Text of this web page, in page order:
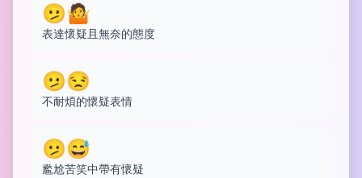
🫤🤷
表達懷疑且無奈的態度
🫤😒
不耐煩的懷疑表情
🫤😅
尷尬苦笑中帶有懷疑